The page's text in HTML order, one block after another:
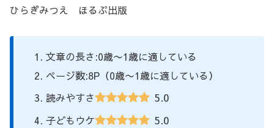
ひらぎみつえ ほるぷ出版
文章の長さ:0歳〜1歳に適している
ページ数:8P（0歳〜1歳に適している）
読みやすさ
5.0
子どもウケ 5.0